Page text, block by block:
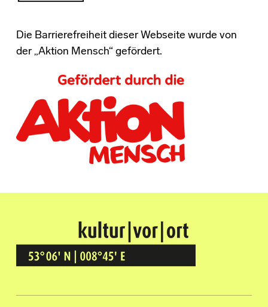
Die Barrierefreiheit dieser Webseite wurde von
der „Aktion Mensch“ gefördert.
Kultur Vor Ort
BREMEN GRÖPELINGEN